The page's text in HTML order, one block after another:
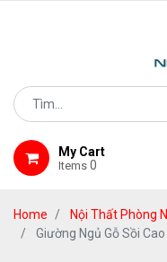
My Cart
Items 0
Home Nội Thất Phòng
Giường Ngủ Gỗ Sồi